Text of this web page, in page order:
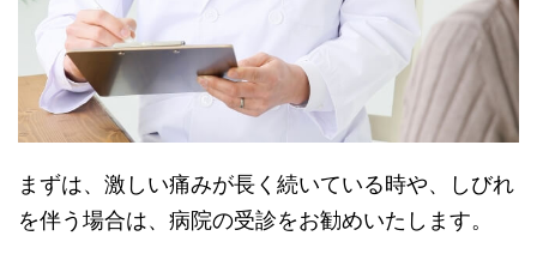
まずは、激しい痛みが長く続いている時や、しびれ
を伴う場合は、病院の受診をお勧めいたします。